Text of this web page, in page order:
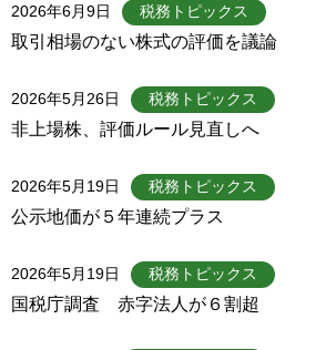
2026年6月9日 税務トピックス
取引相場のない株式の評価を議論
2026年5月26日 税務トピックス
非上場株、評価ルール見直しへ
2026年5月19日 税務トピックス
公示地価が５年連続プラス
2026年5月19日 税務トピックス
国税庁調査 赤字法人が６割超